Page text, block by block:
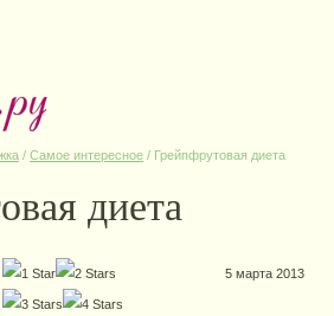
/ Самое интересное / Грейпфрутовая диета
диета
5 марта 2013